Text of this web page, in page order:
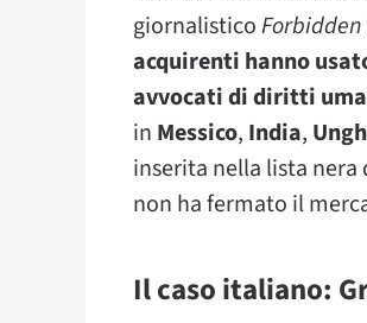
giornalisticoForbidden
acquirenti hanno
avvocati di diritti
in Messico, India,
inserita nella lista
non ha fermato il
Il caso italiano: